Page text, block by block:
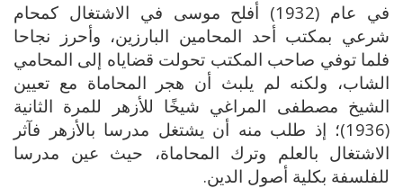
في عام (1932) أفلح موسى في الاشتغال كمحام
شرعي بمكتب أحد المحامين البارزين، وأحرز نجاحا
فلما توفي صاحب المكتب تحولت قضاياه إلى المحامي
الشاب، ولكنه لم يلبث أن هجر المحاماة مع تعيين
الشيخ مصطفى المراغي شيخًا للأزهر للمرة الثانية
(1936)؛ إذ طلب منه أن يشتغل مدرسا بالأزهر فآثر
الاشتغال بالعلم وترك المحاماة، حيث عين مدرسا
للفلسفة بكلية أصول الدين.